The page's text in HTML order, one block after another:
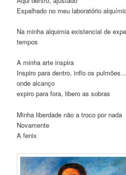
Espalhado no meu laboratório
Na minha alquimia existencial de
tempos
A minha arte inspira
Inspiro para dentro, inflo os
onde alcanço
expiro para fora, libero as sobras
Minha liberdade não a troco por nada
Novamente
A fenix